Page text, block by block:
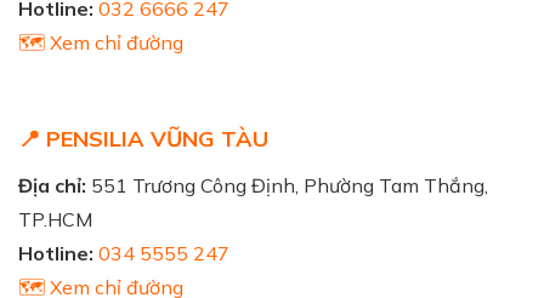
Hotline: 032 6666 247
🗺️ Xem chỉ đường
📍 PENSILIA VŨNG TÀU
Địa chỉ: 551 Trương Công Định, Phường Tam Thắng,
TP.HCM
Hotline: 034 5555 247
🗺️ Xem chỉ đường